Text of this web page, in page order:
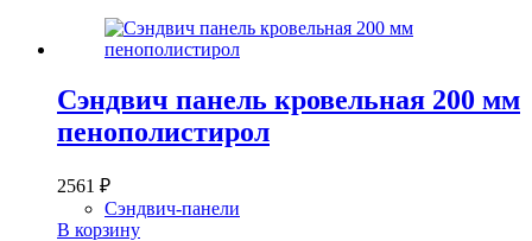
Сэндвич панель кровельная 200 мм
пенополистирол
2561 ₽
Сэндвич-панели
В корзину